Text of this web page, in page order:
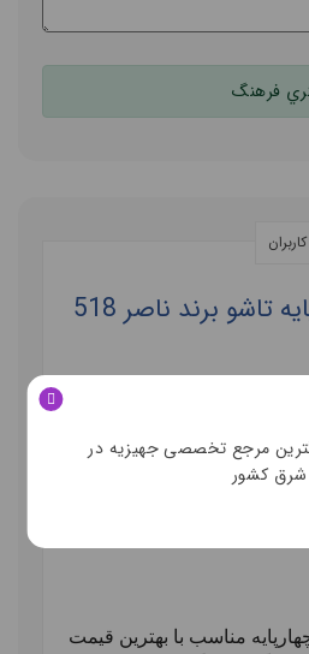
فرهنگ
برند ناصر 518
مناسب با بهترین قیمت
مرجع تخصصی جهیزیه در
شرق کشور